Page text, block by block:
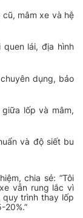
mâm xe và hệ
lái, địa hình
dụng, bảo
lốp và mâm,
và độ siết bu
chia sẻ: “Tôi
vẫn rung lắc vì
trình thay lốp
20%.”